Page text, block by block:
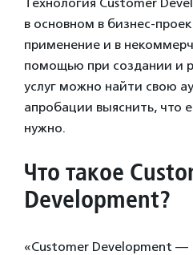
в основном в бизнес-
применение и в
помощью при создании и
услуг можно найти свою
апробации выяснить, что
нужно.
Что такое
Development?
«Customer Development